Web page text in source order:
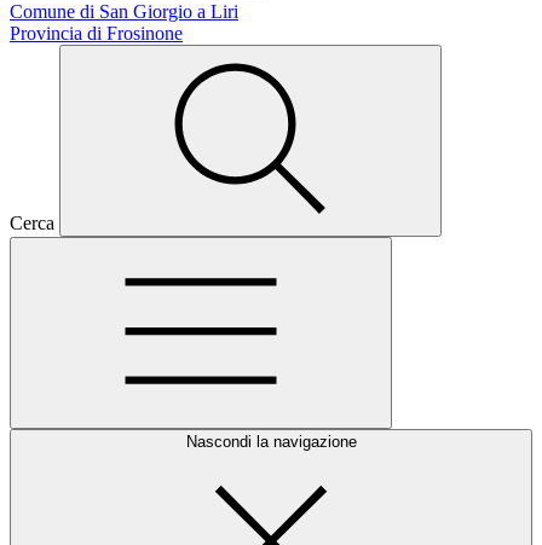
Comune di San Giorgio a Liri
Provincia di Frosinone
Cerca
Nascondi la navigazione